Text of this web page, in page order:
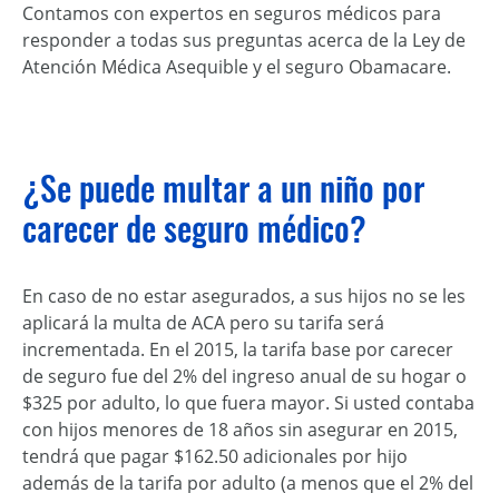
Contamos con expertos en seguros médicos para
responder a todas sus preguntas acerca de la Ley de
Atención Médica Asequible y el seguro Obamacare.
¿Se puede multar a un niño por
carecer de seguro médico?
En caso de no estar asegurados, a sus hijos no se les
aplicará la multa de ACA pero su tarifa será
incrementada. En el 2015, la tarifa base por carecer
de seguro fue del 2% del ingreso anual de su hogar o
$325 por adulto, lo que fuera mayor. Si usted contaba
con hijos menores de 18 años sin asegurar en 2015,
tendrá que pagar $162.50 adicionales por hijo
además de la tarifa por adulto (a menos que el 2% del